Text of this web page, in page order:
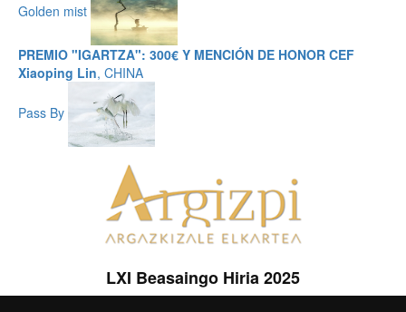
Golden mist
PREMIO "IGARTZA": 300€ Y MENCIÓN DE HONOR CEF
Xiaoping Lin, CHINA
Pass By
LXI Beasaingo Hiria 2025